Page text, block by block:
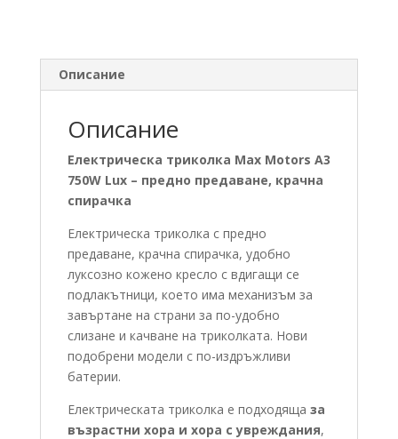
Описание
Описание
Електрическа триколка Max Motors A3
750W Lux – предно предаване, крачна
спирачка
Електрическа триколка с предно
предаване, крачна спирачка, удобно
луксозно кожено кресло с вдигащи се
подлакътници, което има механизъм за
завъртане на страни за по-удобно
слизане и качване на триколката. Нови
подобрени модели с по-издръжливи
батерии.
Електрическата триколка е подходяща за
възрастни хора и хора с увреждания,